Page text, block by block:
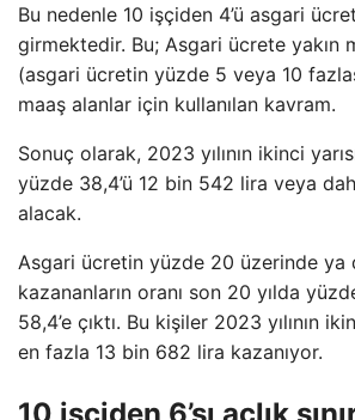
Bu nedenle 10 işçiden 4’ü asgari ücret
girmektedir. Bu; Asgari ücrete yakın
(asgari ücretin yüzde 5 veya 10
maaş alanlar için kullanılan kavram.
Sonuç olarak, 2023 yılının ikinci
yüzde 38,4’ü 12 bin 542 lira veya
alacak.
Asgari ücretin yüzde 20 üzerinde ya
kazananların oranı son 20 yılda
58,4’e çıktı. Bu kişiler 2023 yılının
en fazla 13 bin 682 lira kazanıyor.
10 işçiden 6’sı açlık